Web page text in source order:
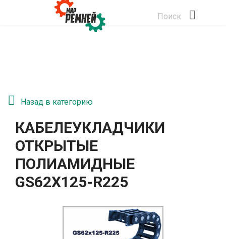
Поиск
Назад в категорию
КАБЕЛЕУКЛАДЧИКИ
ОТКРЫТЫЕ
ПОЛИАМИДНЫЕ
GS62Х125-R225